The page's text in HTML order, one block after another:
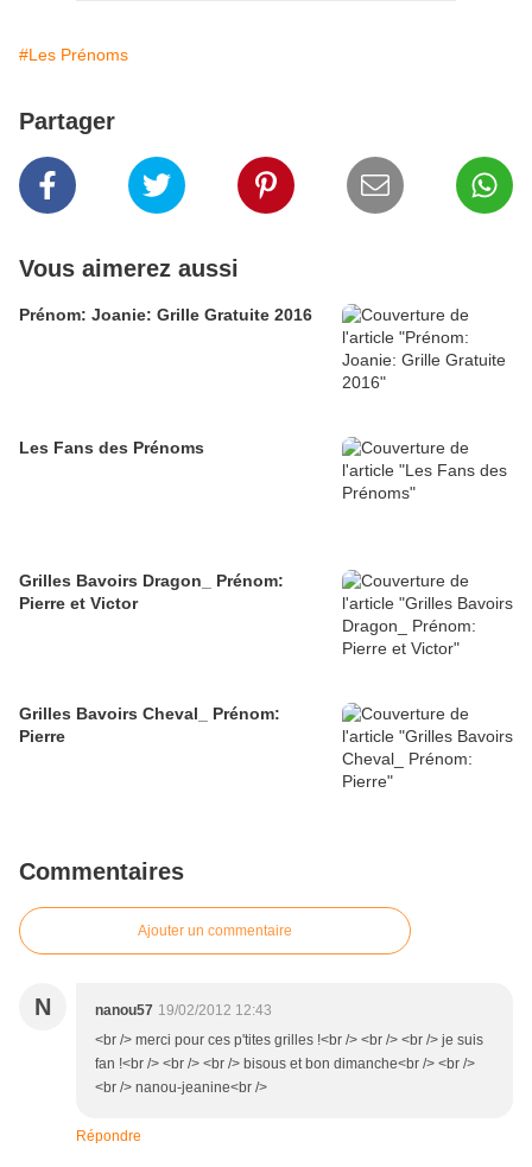
#Les Prénoms
Partager
Vous aimerez aussi
Prénom: Joanie: Grille Gratuite 2016
Les Fans des Prénoms
Grilles Bavoirs Dragon_ Prénom:
Pierre et Victor
Grilles Bavoirs Cheval_ Prénom:
Pierre
Commentaires
Ajouter un commentaire
N nanou57 19/02/2012 12:43
<br /> merci pour ces p'tites grilles !<br /> <br /> <br /> je suis
fan !<br /> <br /> <br /> bisous et bon dimanche<br /> <br />
<br /> nanou-jeanine<br />
Répondre